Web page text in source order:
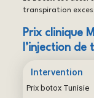
transpiration
Prix clinique
l’injection
Intervention
Prix botox Tunisie